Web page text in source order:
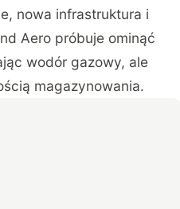
nowa infrastruktura i
Aero próbuje ominąć
wodór gazowy, ale
magazynowania.